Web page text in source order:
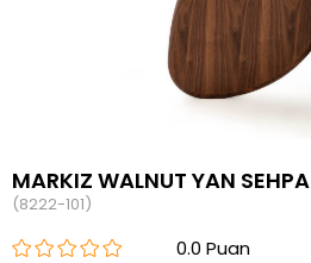
MARKIZ WALNUT YAN SEHPA
(8222-101)
0.0